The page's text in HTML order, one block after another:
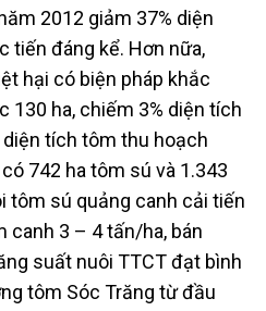
2012 giảm 37% diện
tiến đáng kể. Hơn nữa,
hại có biện pháp khắc
130 ha, chiếm 3% diện tích
diện tích tôm thu hoạch
742 ha tôm sú và 1.343
tôm sú quảng canh cải tiến
canh 3 – 4 tấn/ha, bán
suất nuôi TTCT đạt bình
tôm Sóc Trăng từ đầu